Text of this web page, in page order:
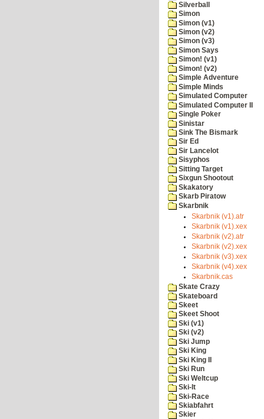
Silverball
Simon
Simon (v1)
Simon (v2)
Simon (v3)
Simon Says
Simon! (v1)
Simon! (v2)
Simple Adventure
Simple Minds
Simulated Computer
Simulated Computer II
Single Poker
Sinistar
Sink The Bismark
Sir Ed
Sir Lancelot
Sisyphos
Sitting Target
Sixgun Shootout
Skakatory
Skarb Piratow
Skarbnik
Skarbnik (v1).atr
Skarbnik (v1).xex
Skarbnik (v2).atr
Skarbnik (v2).xex
Skarbnik (v3).xex
Skarbnik (v4).xex
Skarbnik.cas
Skate Crazy
Skateboard
Skeet
Skeet Shoot
Ski (v1)
Ski (v2)
Ski Jump
Ski King
Ski King II
Ski Run
Ski Weltcup
Ski-It
Ski-Race
Skiabfahrt
Skier